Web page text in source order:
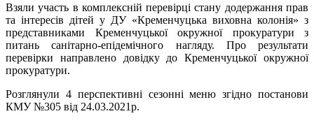
Взяли участь в комплексній перевірці стану додержання прав
та інтересів дітей у ДУ «Кременчуцька виховна колонія» з
представниками Кременчуцької окружної прокуратури з
питань санітарно-епідемічного нагляду. Про результати
перевірки направлено довідку до Кременчуцької окружної
прокуратури.
Розглянули 4 перспективні сезонні меню згідно постанови
КМУ №305 від 24.03.2021р.